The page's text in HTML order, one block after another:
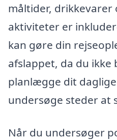
måltider, drikkevarer
aktiviteter er
kan gøre din
afslappet, da du ikke
planlægge dit
undersøge steder at
Når du undersøger